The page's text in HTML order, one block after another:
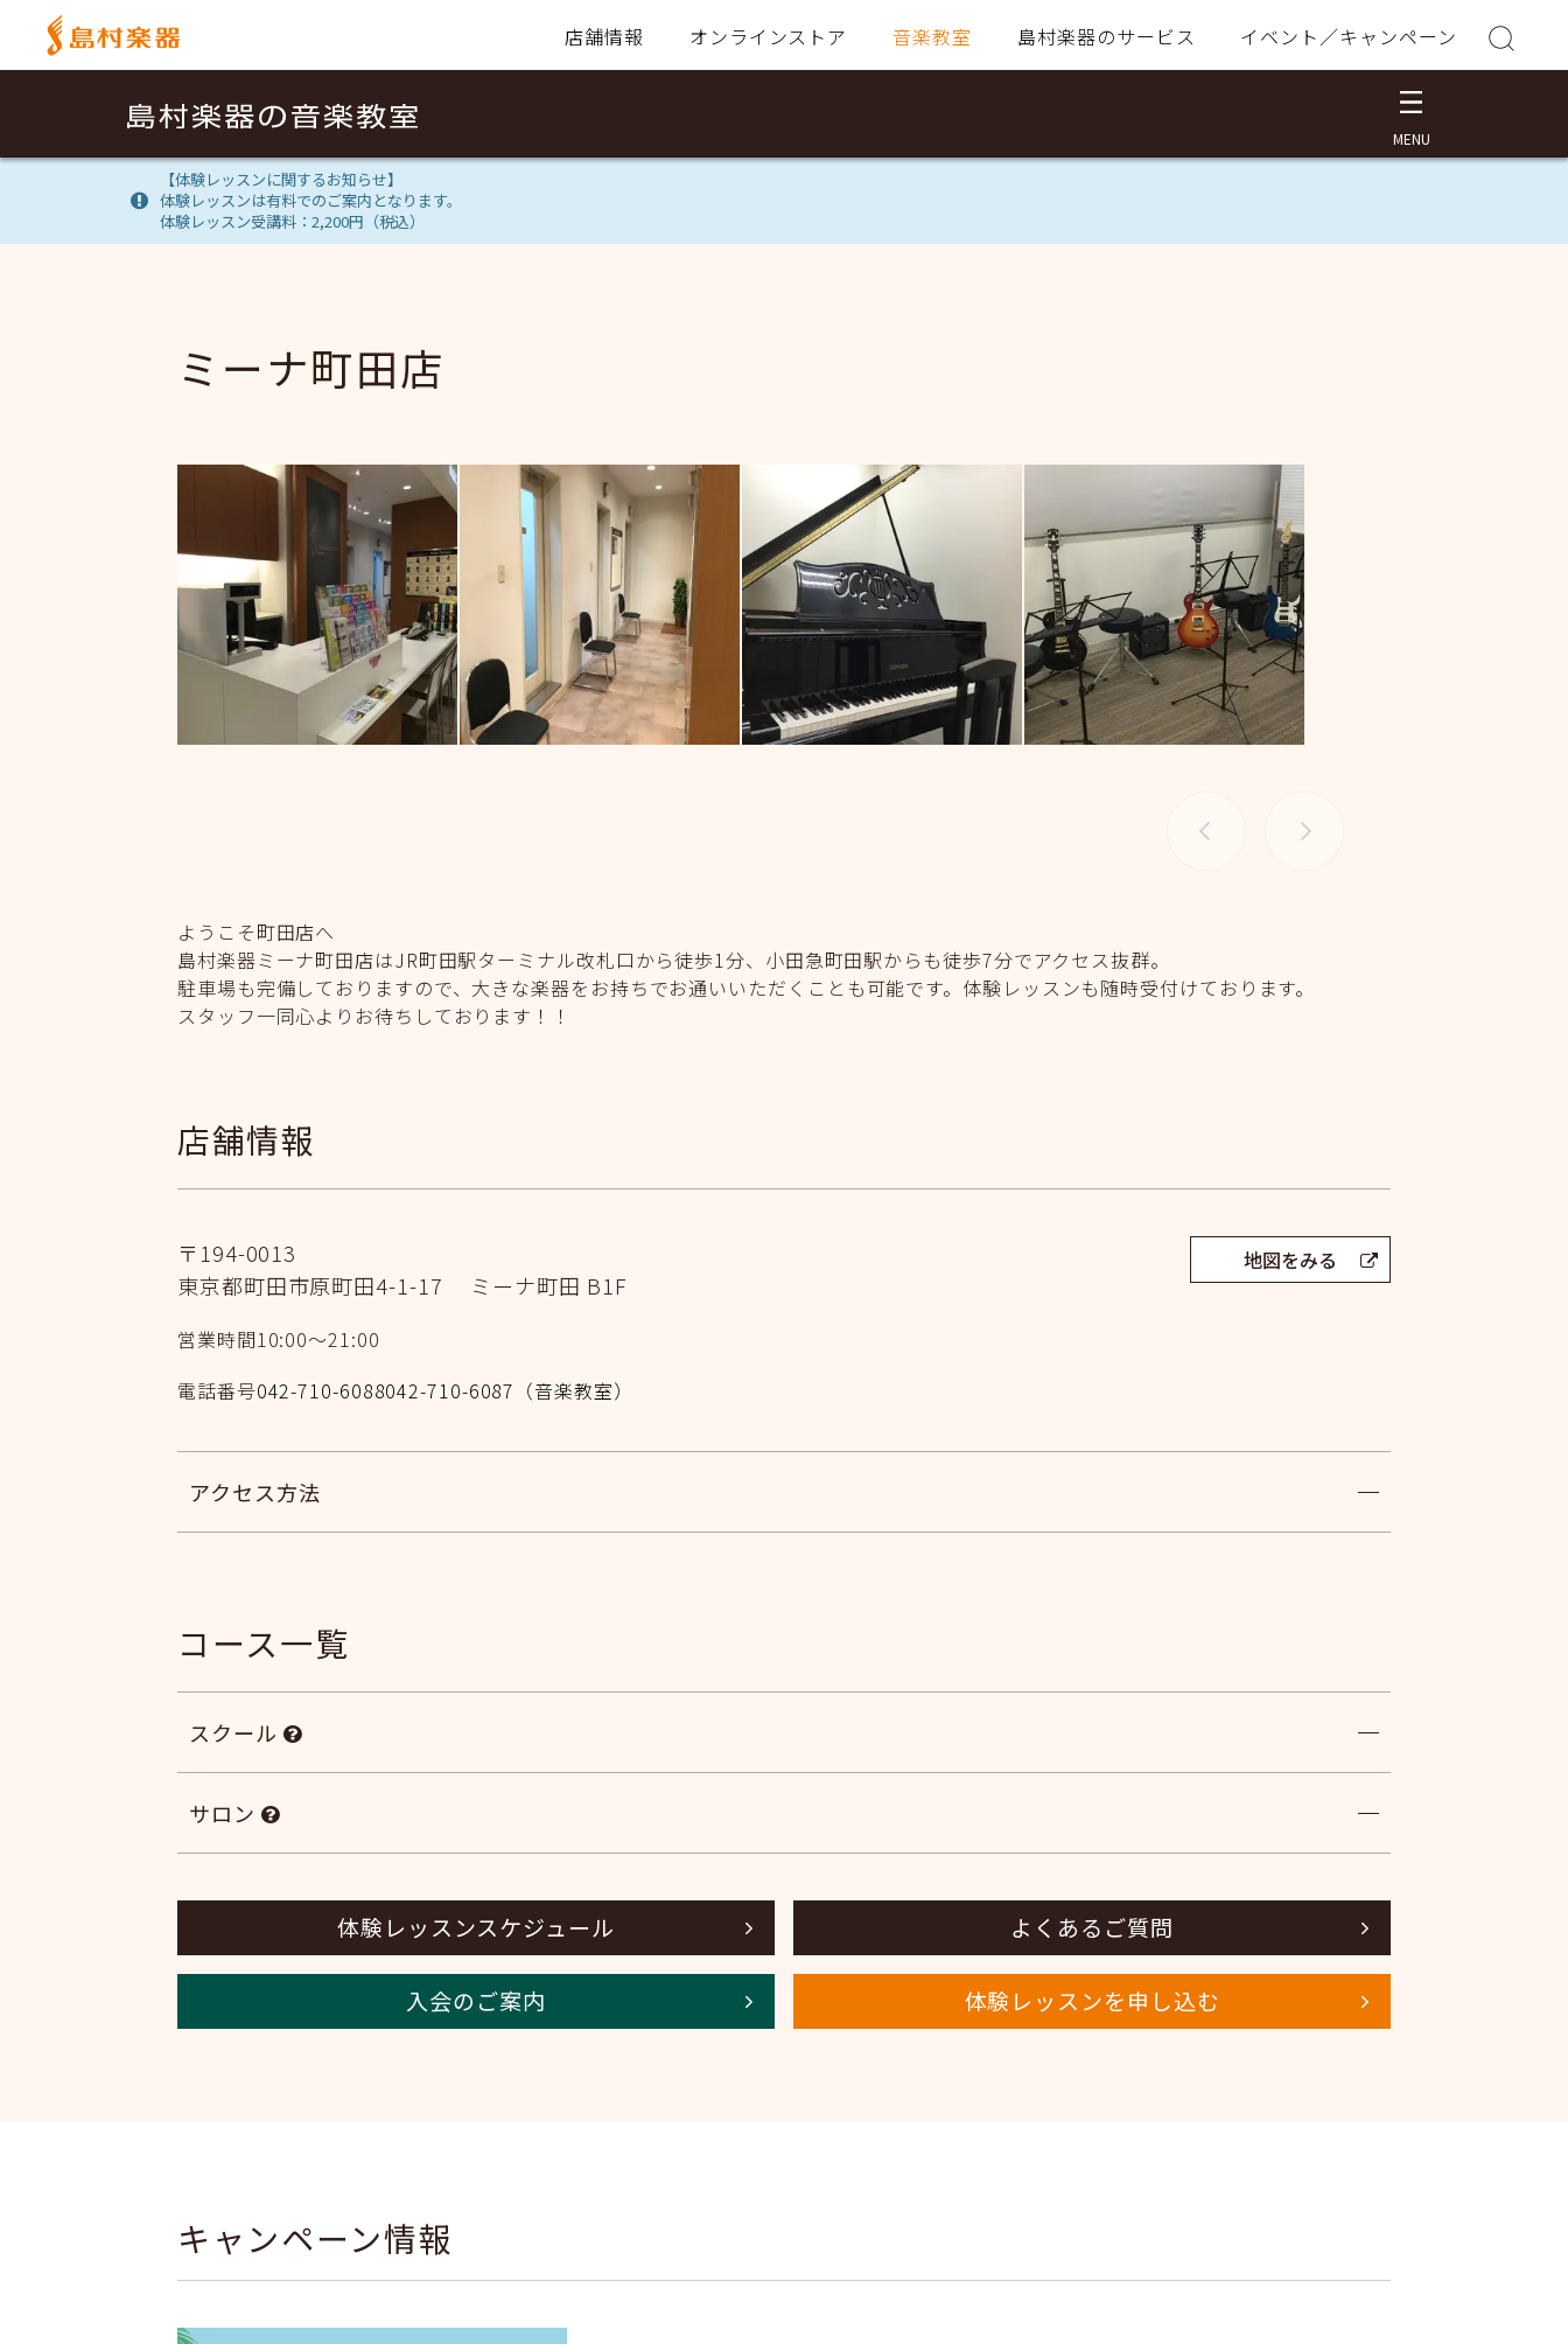
店舗情報 オンラインストア 音楽教室 島村楽器のサービス イベント／キャンペーン
【体験レッスンに関するお知らせ】
体験レッスンは有料でのご案内となります。
体験レッスン受講料：2,200円（税込）
ミーナ町田店
ようこそ町田店へ
島村楽器ミーナ町田店はJR町田駅ターミナル改札口から徒歩1分、小田急町田駅からも徒歩7分でアクセス抜群。
駐車場も完備しておりますので、大きな楽器をお持ちでお通いいただくことも可能です。体験レッスンも随時受付けております。
スタッフ一同心よりお待ちしております！！
店舗情報
〒194-0013
東京都町田市原町田4-1-17
ミーナ町田 B1F
地図をみる
営業時間10:00〜21:00
電話番号042-710-6088042-710-6087（音楽教室）
アクセス方法
コース一覧
スクール
サロン
体験レッスンスケジュール よくあるご質問
入会のご案内 体験レッスンを申し込む
キャンペーン情報